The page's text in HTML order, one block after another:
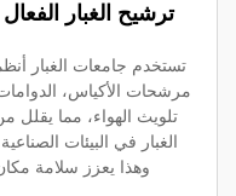
ترشيح الغبار الفعال
جامعات الغبار أنظمة
الأكياس، الدوامات)
تلويث الهواء، مما يقلل من خطر
الغبار في البيئات الصناعية
وهذا يعزز سلامة مكان العمل